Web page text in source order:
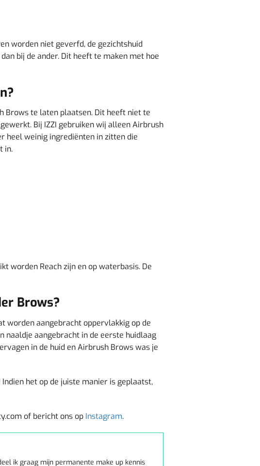
worden niet geverfd, de gezichtshuid
bij de ander. Dit heeft te maken met hoe
Brows te laten plaatsen. Dit heeft niet te
Bij IZZI gebruiken wij alleen Airbrush
heel weinig ingrediënten in zitten die
in.
worden Reach zijn en op waterbasis. De
Brows?
worden aangebracht oppervlakkig op de
naaldje aangebracht in de eerste huidlaag
in de huid en Airbrush Brows was je
het op de juiste manier is geplaatst,
of bericht ons op Instagram.
ik graag mijn permanente make up kennis